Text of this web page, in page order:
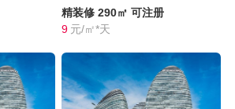
精装修 290㎡ 可注册
9 元/㎡*天